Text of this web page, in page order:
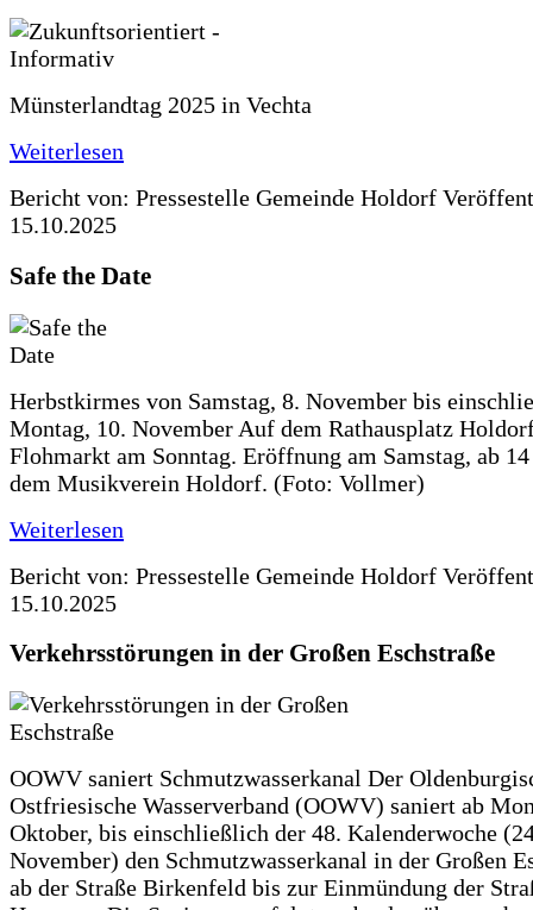
Münsterlandtag 2025 in Vechta
Weiterlesen
Bericht von: Pressestelle Gemeinde Holdorf
15.10.2025
Safe the Date
Herbstkirmes von Samstag, 8. November bis
Montag, 10. November Auf dem Rathausplatz
Flohmarkt am Sonntag. Eröffnung am Samstag, ab
dem Musikverein Holdorf. (Foto: Vollmer)
Weiterlesen
Bericht von: Pressestelle Gemeinde Holdorf
15.10.2025
Verkehrsstörungen in der Großen Eschstraße
OOWV saniert Schmutzwasserkanal Der
Ostfriesische Wasserverband (OOWV) saniert ab
Oktober, bis einschließlich der 48. Kalenderwoche
November) den Schmutzwasserkanal in der Großen
ab der Straße Birkenfeld bis zur Einmündung der